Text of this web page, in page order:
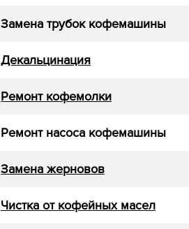
Замена трубок кофемашины
Декальцинация
Ремонт кофемолки
Ремонт насоса кофемашины
Замена жерновов
Чистка от кофейных масел